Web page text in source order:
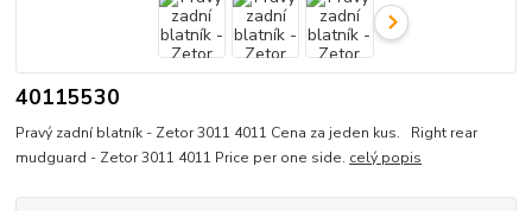
40115530
Pravý zadní blatník - Zetor 3011 4011 Cena za jeden kus. Right rear
mudguard - Zetor 3011 4011 Price per one side. celý popis